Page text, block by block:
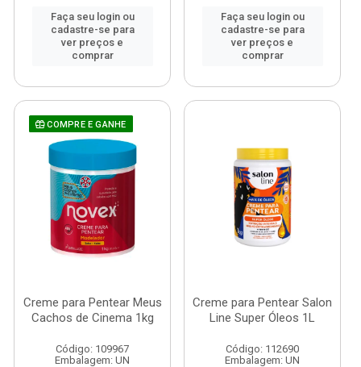
Faça seu login ou
cadastre-se para
ver preços e
comprar
Faça seu login ou
cadastre-se para
ver preços e
comprar
COMPRE E GANHE
Creme para Pentear Meus
Cachos de Cinema 1kg
Código: 109967
Embalagem: UN
Creme para Pentear Salon
Line Super Óleos 1L
Código: 112690
Embalagem: UN